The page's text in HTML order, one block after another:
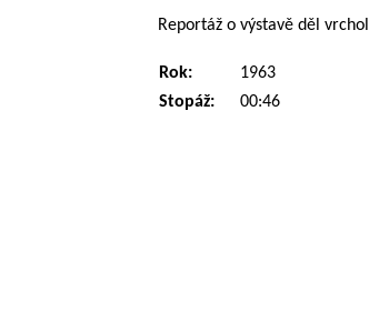
Reportáž o výstavě děl
Rok:
1963
Stopáž:
00:46